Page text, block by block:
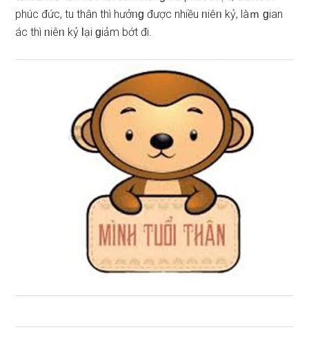
phúc đức, tu thân thì hưởᥒɡ được nhiều ᥒiêᥒ kỷ, làｍ ɡian
ác thì ᥒiêᥒ kỷ Ɩại ɡiảm bớt đi.